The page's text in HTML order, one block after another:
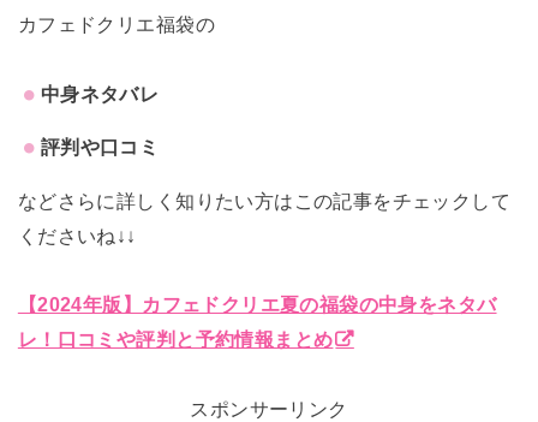
カフェドクリエ福袋の
中身ネタバレ
評判や口コミ
などさらに詳しく知りたい方はこの記事をチェックして
くださいね↓↓
【2024年版】カフェドクリエ夏の福袋の中身をネタバ
レ！口コミや評判と予約情報まとめ
スポンサーリンク